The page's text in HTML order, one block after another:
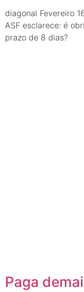
diagonal Fevereiro
ASF esclarece: é
prazo de 8 dias?
Paga